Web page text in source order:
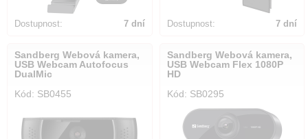
Dostupnost: 7 dní Dostupnost: 7 dní
Sandberg Webová kamera,
USB Webcam Autofocus
DualMic
Kód: SB0455
Sandberg Webová kamera,
USB Webcam Flex 1080P
HD
Kód: SB0295